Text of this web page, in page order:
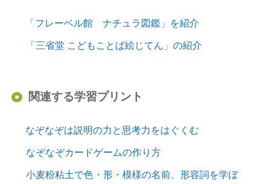
「フレーベル館 ナチュラ図鑑」を紹介
「三省堂 こどもことば絵じてん」の紹介
関連する学習プリント
なぞなぞは説明の力と思考力をはぐくむ
なぞなぞカードゲームの作り方
小麦粉粘土で色・形・模様の名前、形容詞を学ぼ